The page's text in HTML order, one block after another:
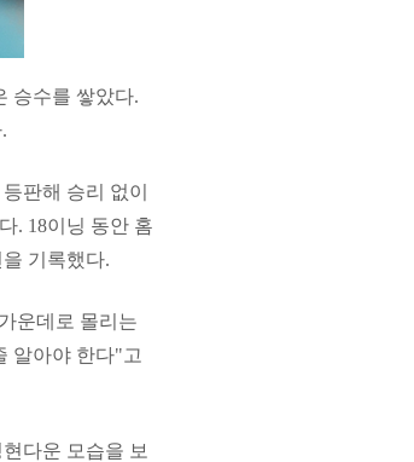
승수를 쌓았다.
판해 승리 없이
. 18이닝 동안 홈
기록했다.
운데로 몰리는
알아야 한다"고
다운 모습을 보